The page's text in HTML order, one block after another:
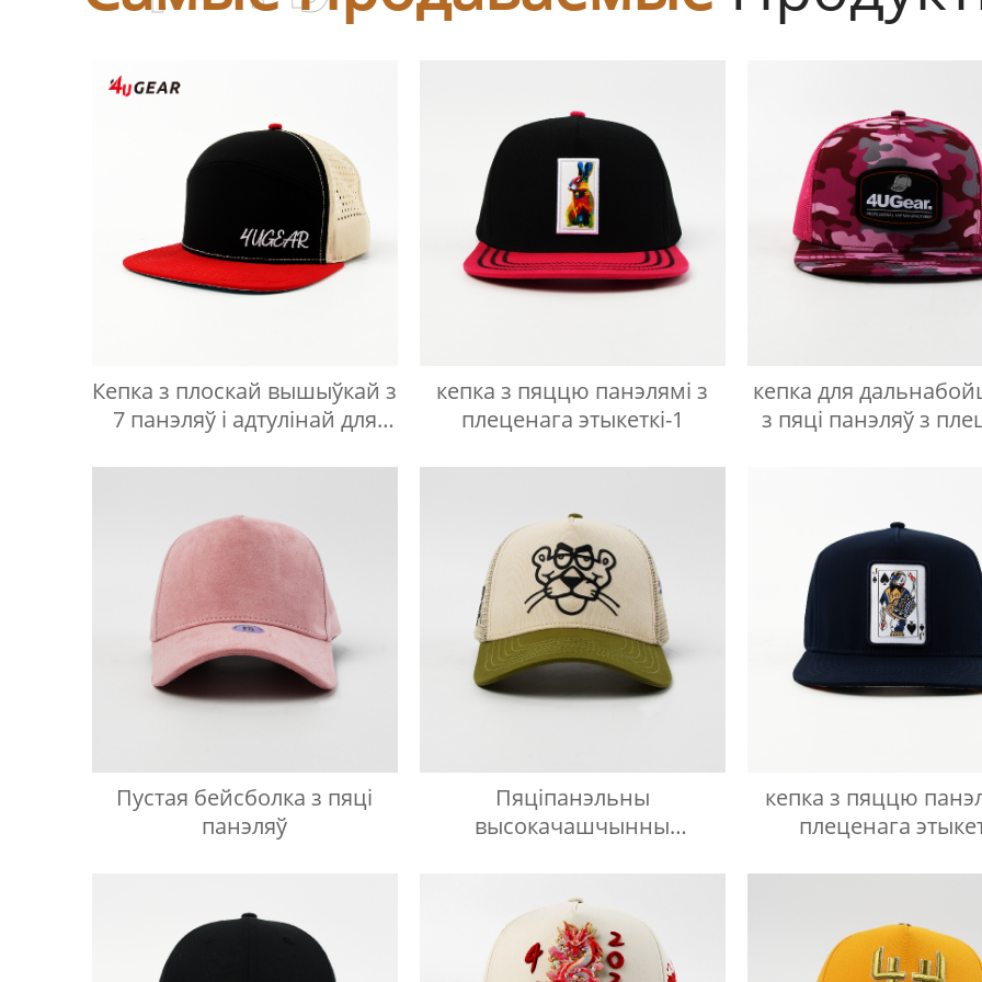
Кепка з плоскай вышыўкай з
7 панэляў і адтулінай для
кепка з пяццю панэлямі з
плеценага этыкеткі-1
кепка для
з пяці панэляў з
Пустая бейсболка з пяці
панэляў
Пяціпанэльны
высокачашчынны
кепка з пяццю
плеценага